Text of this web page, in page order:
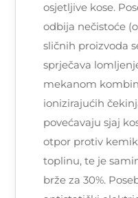
osjetljive kose.
odbija nečistoće
sličnih proizvoda
sprječava
mekanom
ionizirajućih
povećavaju sjaj
otpor protiv
toplinu, te je
brže za 30%.